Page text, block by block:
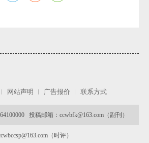
网站声明 广告报价 联系方式
投稿邮箱：ccwbfk@163.com（副刊）
（时评）